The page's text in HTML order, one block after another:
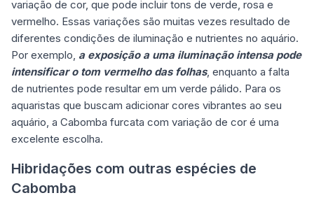
variação de cor, que pode incluir tons de verde, rosa e
vermelho. Essas variações são muitas vezes resultado de
diferentes condições de iluminação e nutrientes no aquário.
Por exemplo, a exposição a uma iluminação intensa pode
intensificar o tom vermelho das folhas, enquanto a falta
de nutrientes pode resultar em um verde pálido. Para os
aquaristas que buscam adicionar cores vibrantes ao seu
aquário, a Cabomba furcata com variação de cor é uma
excelente escolha.
Hibridações com outras espécies de
Cabomba